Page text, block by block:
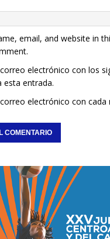
email, and website in
electrónico con los
esta entrada.
electrónico con cada